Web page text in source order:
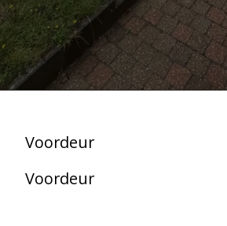
Voordeur
Voordeur